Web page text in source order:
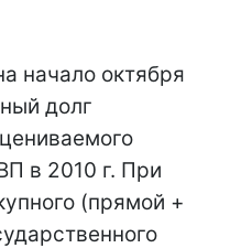
начало октября
долг
в 2010 г. При
(прямой +